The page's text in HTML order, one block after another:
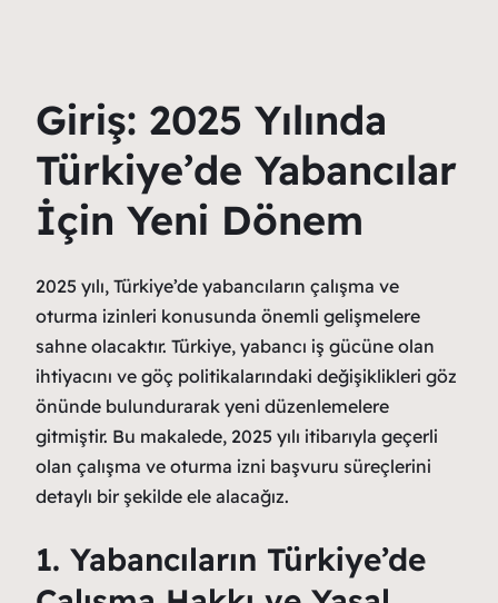
Giriş: 2025 Yılında
Türkiye’de Yabancılar
İçin Yeni Dönem
2025 yılı, Türkiye’de yabancıların çalışma ve
oturma izinleri konusunda önemli gelişmelere
sahne olacaktır. Türkiye, yabancı iş gücüne olan
ihtiyacını ve göç politikalarındaki değişiklikleri göz
önünde bulundurarak yeni düzenlemelere
gitmiştir. Bu makalede, 2025 yılı itibarıyla geçerli
olan çalışma ve oturma izni başvuru süreçlerini
detaylı bir şekilde ele alacağız.
1. Yabancıların Türkiye’de